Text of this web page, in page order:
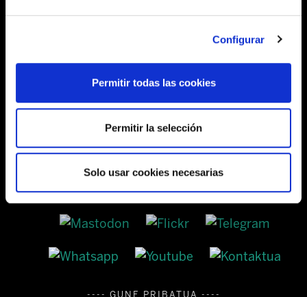
Configurar
Permitir todas las cookies
Permitir la selección
Solo usar cookies necesarias
Barrainkua, 13 48009 BILBO
SEDES
---- GUNE PRIBATUA ----